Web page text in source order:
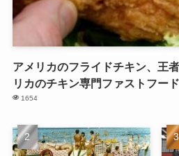
アメリカのフライドチキン、王
リカのチキン専門ファストフー
1654